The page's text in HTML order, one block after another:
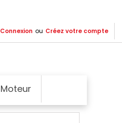
Connexion ou Créez votre compte
Moteur